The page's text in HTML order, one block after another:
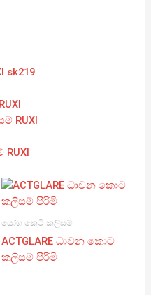
RUXI
යෝග කෙටි කලිසම්
ACTGLARE ධාවන කොට
කලිසම් පිරිමි